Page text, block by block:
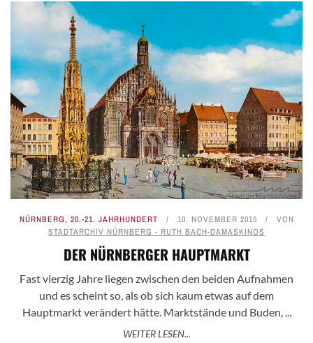
NÜRNBERG, 20.-21. JAHRHUNDERT 10. NOVEMBER 2015
VON
STADTARCHIV NÜRNBERG - RUTH BACH-DAMASKINOS
DER NÜRNBERGER HAUPTMARKT
Fast vierzig Jahre liegen zwischen den beiden Aufnahmen
und es scheint so, als ob sich kaum etwas auf dem
Hauptmarkt verändert hätte. Marktstände und Buden, ...
WEITER LESEN...